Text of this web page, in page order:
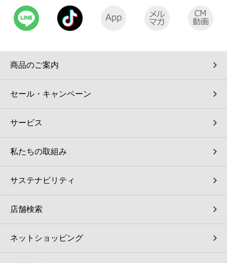
商品のご案内
セール・キャンペーン
サービス
私たちの取組み
サステナビリティ
店舗検索
ネットショッピング